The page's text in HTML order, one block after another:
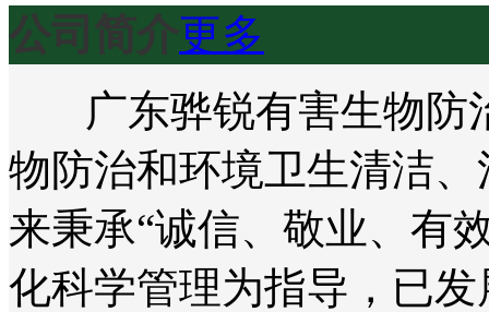
公司简介更多
广东骅锐有害生物防
物防治和环境卫生清洁
来秉承“诚信、敬业、有
化科学管理为指导，已